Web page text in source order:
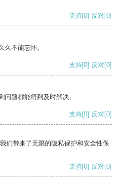
支持[0] 反对[0]
久不能忘怀。
支持[0] 反对[0]
问题都能得到及时解决。
支持[0] 反对[0]
们带来了无限的隐私保护和安全性保
支持[0] 反对[0]